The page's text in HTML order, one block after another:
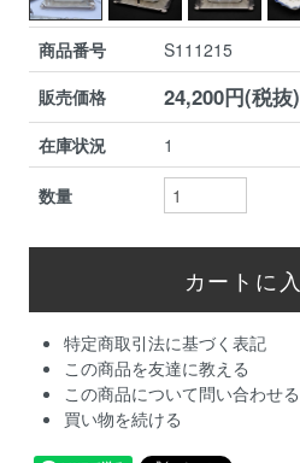
商品番号
S111215
販売価格
24,200円(税抜)
在庫状況 1
数量
特定商取引法に基づく表記
この商品を友達に教える
この商品について問い合わせる
買い物を続ける